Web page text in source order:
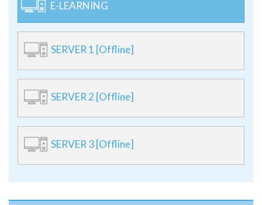
E-LEARNING
SERVER 1 [Offline]
SERVER 2 [Offline]
SERVER 3 [Offline]